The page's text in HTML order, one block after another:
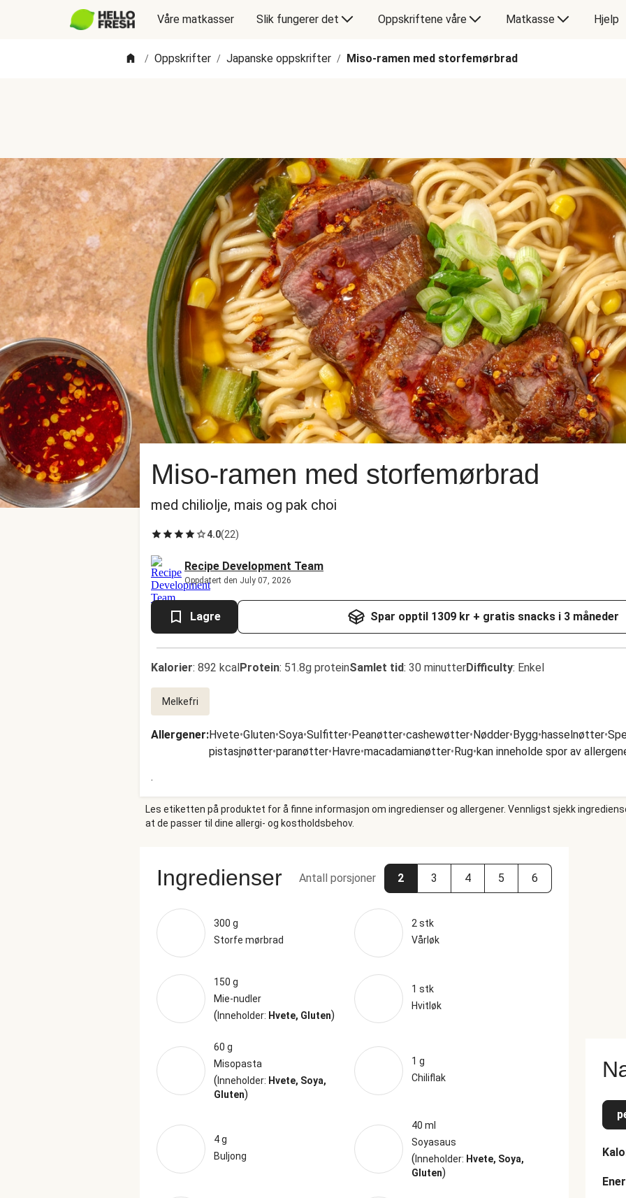
Våre matkasser Slik fungerer det Oppskriftene våre Matkasse Hjelp
/ Oppskrifter / Japanske oppskrifter / Miso-ramen med storfemørbrad
Miso-ramen med storfemørbrad
med chiliolje, mais og pak choi
4.0(22)
Recipe Development Team
Oppdatert den July 07, 2026
Lagre Spar opptil 1309 kr + gratis snacks i 3 måneder
Kalorier: 892 kcalProtein: 51.8g proteinSamlet tid: 30 minutterDifficulty: Enkel
Melkefri
Allergener:Hvete•Gluten•Soya•Sulfitter•Peanøtter•cashewøtter•Nødder•Bygg•hasselnøtter•
pistasjnøtter•paranøtter•Havre•macadamianøtter•Rug•kan inneholde spor av
.
Les etiketten på produktet for å finne informasjon om ingredienser og allergener. Vennligst sjekk
at de passer til dine allergi- og kostholdsbehov.
Ingredienser Antall porsjoner 2 3 4 5 6
300 g
Storfe mørbrad
2 stk
Vårløk
150 g
Mie-nudler
(Inneholder: Hvete, Gluten)
1 stk
Hvitløk
60 g
Misopasta
(Inneholder: Hvete, Soya,
Gluten)
1 g
Chiliflak
4 g
Buljong
40 ml
Soyasaus
(Inneholder: Hvete, Soya,
Gluten)